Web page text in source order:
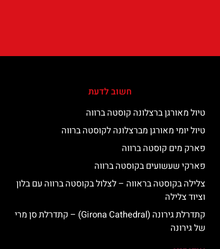
חשוב לדעת
טיול מאורגן ברצלונה קוסטה ברווה
טיול יומי מאורגן מברצלונה לקוסטה ברווה
פארק מים קוסטה ברווה
פארקי שעשועים בקוסטה ברווה
צלילה בקוסטה בראווה – לצלול בקוסטה ברווה עם בלון
וציוד צלילה
קתדרלת גירונה (Girona Cathedral) – קתדרלת סן מרי
של גירונה